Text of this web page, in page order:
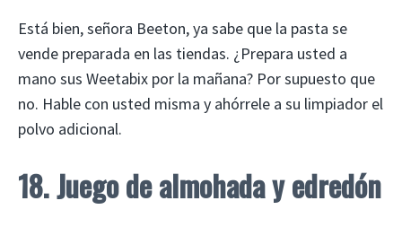
Está bien, señora Beeton, ya sabe que la pasta se
vende preparada en las tiendas. ¿Prepara usted a
mano sus Weetabix por la mañana? Por supuesto que
no. Hable con usted misma y ahórrele a su limpiador el
polvo adicional.
18. Juego de almohada y edredón